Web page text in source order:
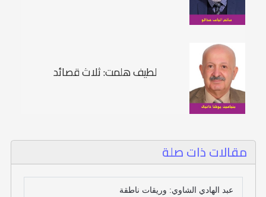
لطيف هلمت: ثلاث قصائد
مقالات ذات صلة
عبد الهادي الشاوي: وريقات ناطقة‎